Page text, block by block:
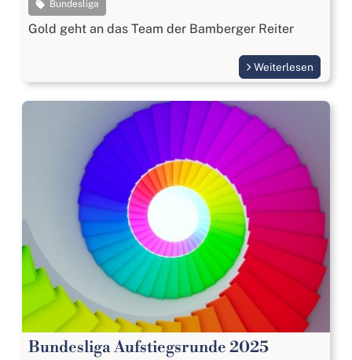
Bundesliga
Gold geht an das Team der Bamberger Reiter
Weiterlesen
Bundesliga Aufstiegsrunde 2025